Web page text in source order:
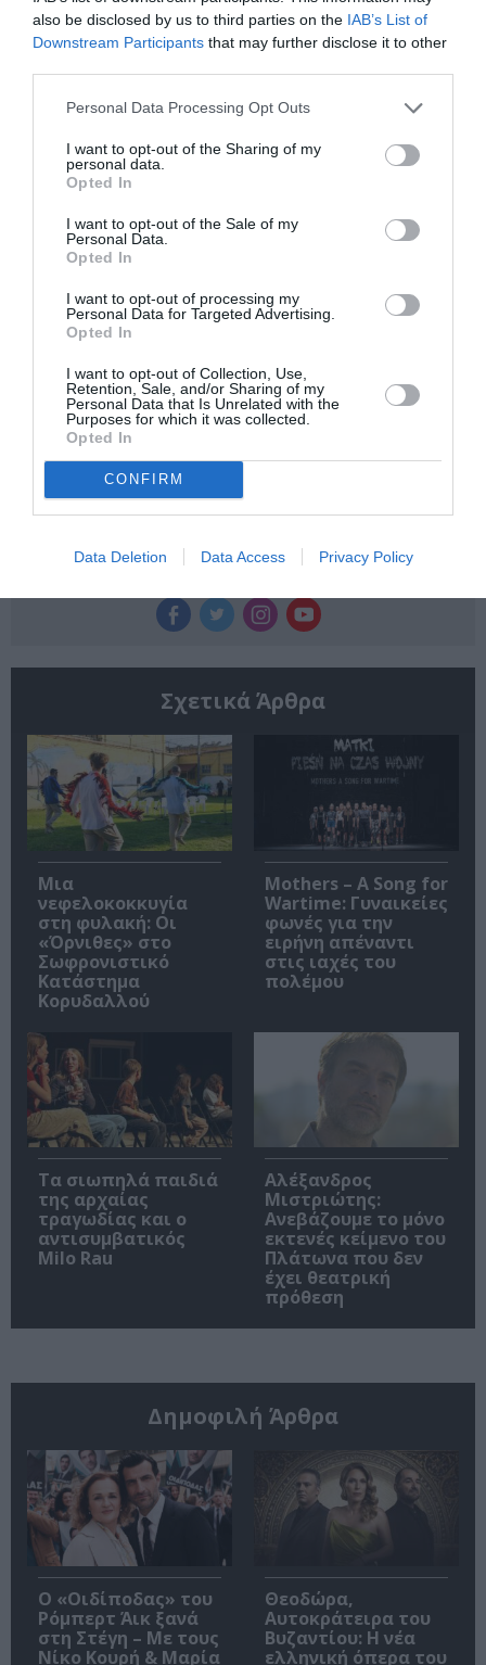
also be disclosed by us to third parties on the IAB’s List of
Downstream Participants that may further disclose it to other
Personal Data Processing Opt Outs
I want to opt-out of the Sharing of my
personal data.
Opted In
I want to opt-out of the Sale of my
Personal Data.
Opted In
I want to opt-out of processing my
Personal Data for Targeted Advertising.
Opted In
I want to opt-out of Collection, Use,
Retention, Sale, and/or Sharing of my
Personal Data that Is Unrelated with the
Purposes for which it was collected.
Opted In
CONFIRM
Data Deletion Data Access Privacy Policy
μάθετε πρώτοι όλες τις ειδήσεις
Νέοι Διαγωνισμοί❯
ΔΡΑΜΑ - ΚΟΙΝΩΝΙΚΟ - ΣΥΓΧΡΟΝΟ
ΥΠΟΥΡΓΕΙΟ ΠΟΛΙΤΙΣΜΟΥ
Newsletter
Κάθε βδομάδα στο e-mail σας τα τελευταία νέα για
την Τέχνη και τον Πολιτισμό!
Σχετικά Άρθρα
Μια
νεφελοκοκκυγία
στη φυλακή: Οι
«Όρνιθες» στο
Σωφρονιστικό
Κατάστημα
Κορυδαλλού
Mothers – A Song for
Wartime: Γυναικείες
φωνές για την
ειρήνη απέναντι
στις ιαχές του
πολέμου
Τα σιωπηλά παιδιά
της αρχαίας
τραγωδίας και ο
αντισυμβατικός
Milo Rau
Αλέξανδρος
Μιστριώτης:
Ανεβάζουμε το μόνο
εκτενές κείμενο του
Πλάτωνα που δεν
έχει θεατρική
πρόθεση
Δημοφιλή Άρθρα
O «Οιδίποδας» του
Ρόμπερτ Άικ ξανά
στη Στέγη – Με τους
Νίκο Κουρή & Μαρία
Θεοδώρα,
Αυτοκράτειρα του
Βυζαντίου: Η νέα
ελληνική όπερα του